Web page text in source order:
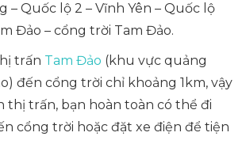
– Quốc lộ 2 – Vĩnh Yên – Quốc lộ
Đảo – cổng trời Tam Đảo.
trấn Tam Đảo (khu vực quảng
đến cổng trời chỉ khoảng 1km, vậy
thị trấn, bạn hoàn toàn có thể đi
cổng trời hoặc đặt xe điện để tiện